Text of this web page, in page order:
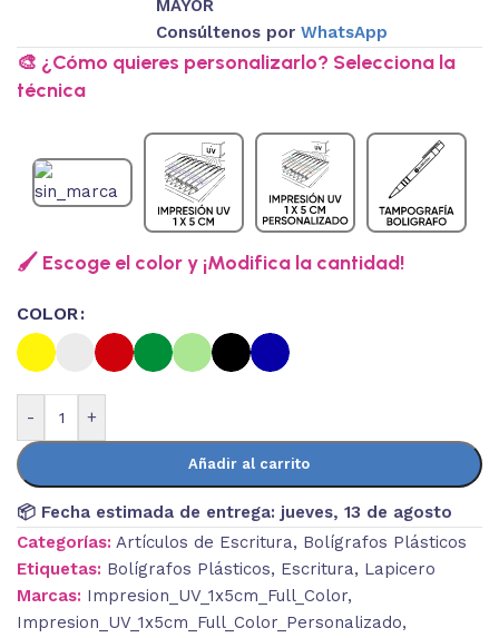
MAYOR
Consúltenos por WhatsApp
🎨 ¿Cómo quieres personalizarlo? Selecciona la
técnica
🖌️ Escoge el color y ¡Modifica la cantidad!
COLOR
- +
Añadir al carrito
📦 Fecha estimada de entrega: jueves, 13 de agosto
Categorías: Artículos de Escritura, Bolígrafos Plásticos
Etiquetas: Bolígrafos Plásticos, Escritura, Lapicero
Marcas: Impresion_UV_1x5cm_Full_Color,
Impresion_UV_1x5cm_Full_Color_Personalizado,